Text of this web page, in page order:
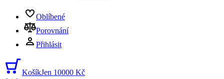
Oblíbené
Porovnání
Přihlásit
KošíkJen 10000 Kč